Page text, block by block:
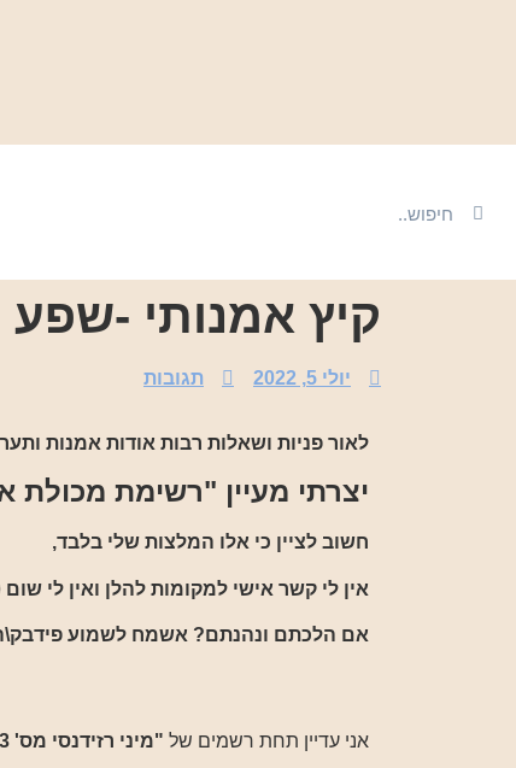
קיץ אמנותי -
יולי 5, 2022 תגובות
לאור פניות ושאלות רבות אודות אמנות
יצרתי מעיין "רשימת מכולת
חשוב לציין כי אלו המלצות שלי בלבד,
אין לי קשר אישי למקומות להלן ואין לי
אם הלכתם ונהנתם? אשמח לשמוע
אני עדיין תחת רשמים של "מיני רזידנסי מס' 3